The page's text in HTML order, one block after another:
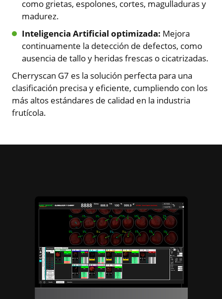
como grietas, espolones, cortes, magulladuras y
madurez.
Inteligencia Artificial optimizada: Mejora
continuamente la detección de defectos, como
ausencia de tallo y heridas frescas o cicatrizadas.
Cherryscan G7 es la solución perfecta para una
clasificación precisa y eficiente, cumpliendo con los
más altos estándares de calidad en la industria
frutícola.